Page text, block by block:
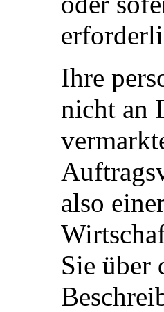
Ihre
nicht an
also
Sie über